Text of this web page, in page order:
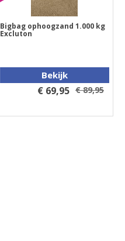
Bigbag ophoogzand 1.000 kg
Excluton
Bekijk
€ 69,95 € 89,95